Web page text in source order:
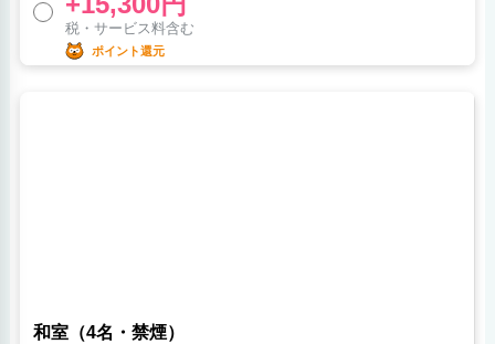
税・サービス料含む
ポイント還元
和室（4名・禁煙）